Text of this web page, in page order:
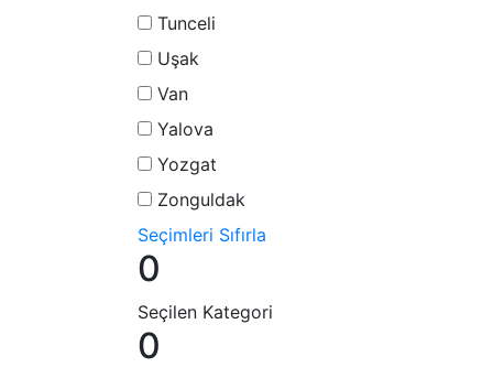
Tunceli
Uşak
Van
Yalova
Yozgat
Zonguldak
Seçimleri Sıfırla
0
Seçilen Kategori
0